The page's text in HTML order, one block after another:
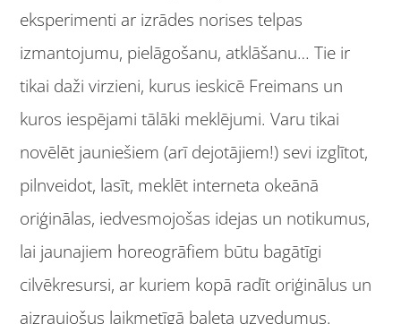
eksperimenti ar izrādes norises telpas
izmantojumu, pielāgošanu, atklāšanu… Tie ir
tikai daži virzieni, kurus ieskicē Freimans un
kuros iespējami tālāki meklējumi. Varu tikai
novēlēt jauniešiem (arī dejotājiem!) sevi izglītot,
pilnveidot, lasīt, meklēt interneta okeānā
oriģinālas, iedvesmojošas idejas un notikumus,
lai jaunajiem horeogrāfiem būtu bagātīgi
cilvēkresursi, ar kuriem kopā radīt oriģinālus un
aizraujošus laikmetīgā baleta uzvedumus.